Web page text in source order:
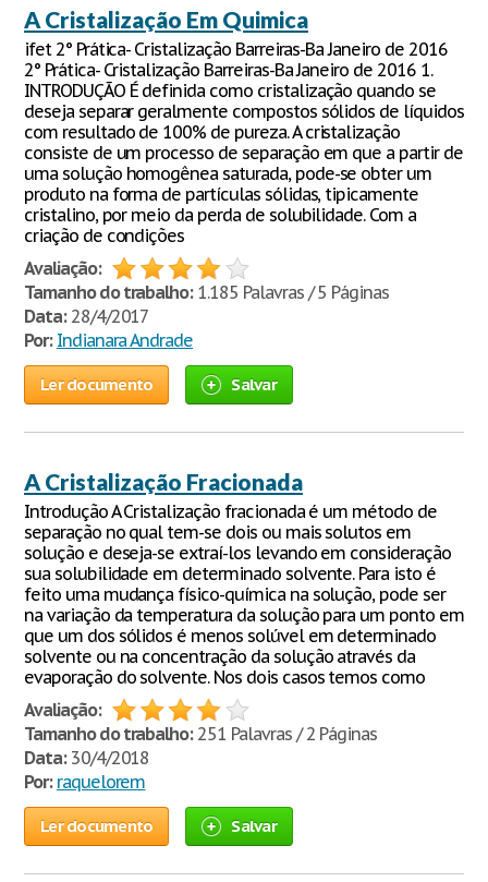
A Cristalização Em Quimica
ifet 2° Prática- Cristalização Barreiras-Ba Janeiro de 2016
2° Prática- Cristalização Barreiras-Ba Janeiro de 2016 1.
INTRODUÇÃO É definida como cristalização quando se
deseja separar geralmente compostos sólidos de líquidos
com resultado de 100% de pureza. A cristalização
consiste de um processo de separação em que a partir de
uma solução homogênea saturada, pode-se obter um
produto na forma de partículas sólidas, tipicamente
cristalino, por meio da perda de solubilidade. Com a
criação de condições
Avaliação:
Tamanho do trabalho:1.185 Palavras / 5 Páginas
Data:28/4/2017
Por: Indianara Andrade
Ler documento Salvar
A Cristalização Fracionada
Introdução A Cristalização fracionada é um método de
separação no qual tem-se dois ou mais solutos em
solução e deseja-se extraí-los levando em consideração
sua solubilidade em determinado solvente. Para isto é
feito uma mudança físico-química na solução, pode ser
na variação da temperatura da solução para um ponto em
que um dos sólidos é menos solúvel em determinado
solvente ou na concentração da solução através da
evaporação do solvente. Nos dois casos temos como
Avaliação:
Tamanho do trabalho:251 Palavras / 2 Páginas
Data:30/4/2018
Por: raquelorem
Ler documento Salvar